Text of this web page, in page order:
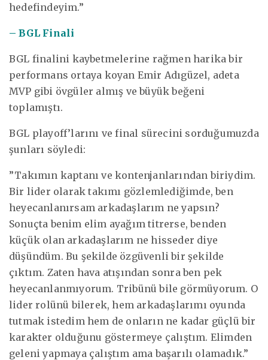
hedefindeyim.”
– BGL Finali
BGL finalini kaybetmelerine rağmen harika bir
performans ortaya koyan Emir Adıgüzel, adeta
MVP gibi övgüler almış ve büyük beğeni
toplamıştı.
BGL playoff’larını ve final sürecini sorduğumuzda
şunları söyledi:
”Takımın kaptanı ve kontenjanlarından biriydim.
Bir lider olarak takımı gözlemlediğimde, ben
heyecanlanırsam arkadaşlarım ne yapsın?
Sonuçta benim elim ayağım titrerse, benden
küçük olan arkadaşlarım ne hisseder diye
düşündüm. Bu şekilde özgüvenli bir şekilde
çıktım. Zaten hava atışından sonra ben pek
heyecanlanmıyorum. Tribünü bile görmüyorum. O
lider rolünü bilerek, hem arkadaşlarımı oyunda
tutmak istedim hem de onların ne kadar güçlü bir
karakter olduğunu göstermeye çalıştım. Elimden
geleni yapmaya çalıştım ama başarılı olamadık.”